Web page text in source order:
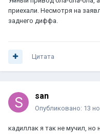
приехали. Несмотря на
заднего диффа.
Цитата
san
Опубликовано: 13
кадиллак я так не мучил, но